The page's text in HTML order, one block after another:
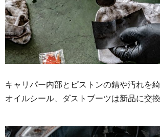
キャリパー内部とピストンの錆や汚れを
オイルシール、ダストブーツは新品に交換